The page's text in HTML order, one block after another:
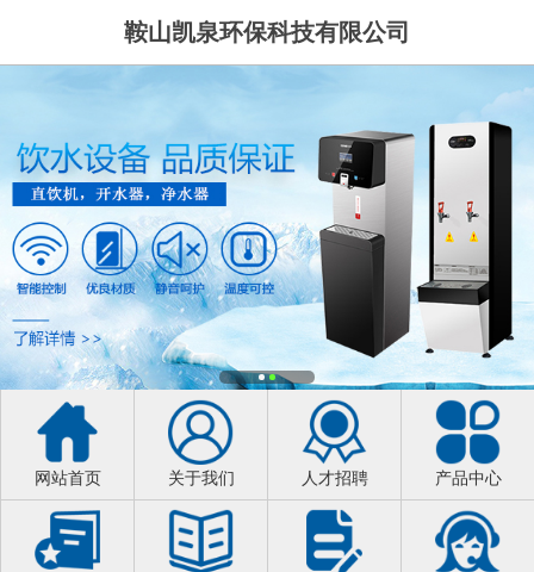
鞍山凯泉环保科技有限公司
网站首页 关于我们 人才招聘 产品中心